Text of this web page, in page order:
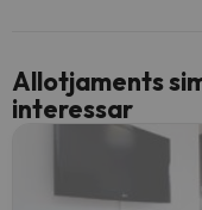
Allotjaments
interessar